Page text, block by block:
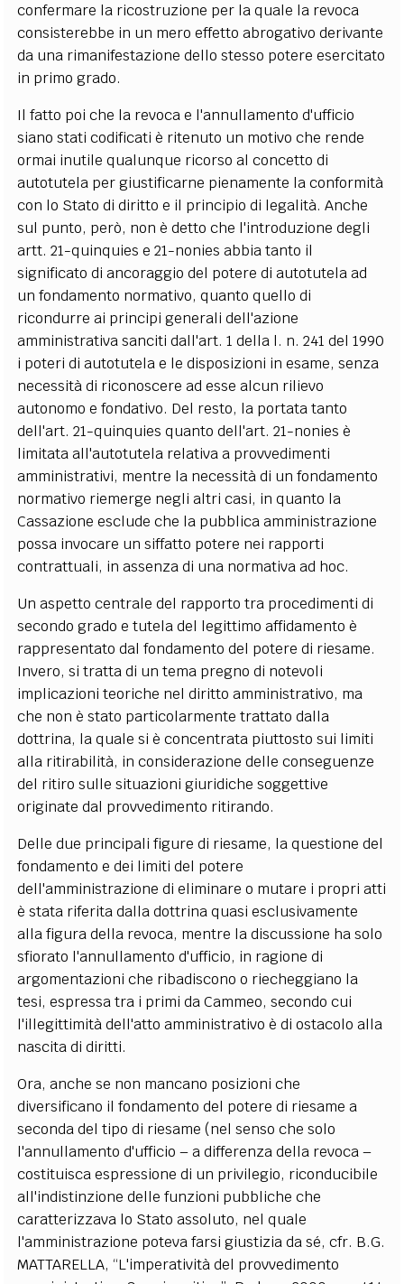
confermare la ricostruzione per la quale la revoca
consisterebbe in un mero effetto abrogativo derivante
da una rimanifestazione dello stesso potere esercitato
in primo grado.
Il fatto poi che la revoca e l'annullamento d'ufficio
siano stati codificati è ritenuto un motivo che rende
ormai inutile qualunque ricorso al concetto di
autotutela per giustificarne pienamente la conformità
con lo Stato di diritto e il principio di legalità. Anche
sul punto, però, non è detto che l'introduzione degli
artt. 21-quinquies e 21-nonies abbia tanto il
significato di ancoraggio del potere di autotutela ad
un fondamento normativo, quanto quello di
ricondurre ai principi generali dell'azione
amministrativa sanciti dall'art. 1 della l. n. 241 del 1990
i poteri di autotutela e le disposizioni in esame, senza
necessità di riconoscere ad esse alcun rilievo
autonomo e fondativo. Del resto, la portata tanto
dell'art. 21-quinquies quanto dell'art. 21-nonies è
limitata all'autotutela relativa a provvedimenti
amministrativi, mentre la necessità di un fondamento
normativo riemerge negli altri casi, in quanto la
Cassazione esclude che la pubblica amministrazione
possa invocare un siffatto potere nei rapporti
contrattuali, in assenza di una normativa ad hoc.
Un aspetto centrale del rapporto tra procedimenti di
secondo grado e tutela del legittimo affidamento è
rappresentato dal fondamento del potere di riesame.
Invero, si tratta di un tema pregno di notevoli
implicazioni teoriche nel diritto amministrativo, ma
che non è stato particolarmente trattato dalla
dottrina, la quale si è concentrata piuttosto sui limiti
alla ritirabilità, in considerazione delle conseguenze
del ritiro sulle situazioni giuridiche soggettive
originate dal provvedimento ritirando.
Delle due principali figure di riesame, la questione del
fondamento e dei limiti del potere
dell'amministrazione di eliminare o mutare i propri atti
è stata riferita dalla dottrina quasi esclusivamente
alla figura della revoca, mentre la discussione ha solo
sfiorato l'annullamento d'ufficio, in ragione di
argomentazioni che ribadiscono o riecheggiano la
tesi, espressa tra i primi da Cammeo, secondo cui
l'illegittimità dell'atto amministrativo è di ostacolo alla
nascita di diritti.
Ora, anche se non mancano posizioni che
diversificano il fondamento del potere di riesame a
seconda del tipo di riesame (nel senso che solo
l'annullamento d'ufficio – a differenza della revoca –
costituisca espressione di un privilegio, riconducibile
all'indistinzione delle funzioni pubbliche che
caratterizzava lo Stato assoluto, nel quale
l'amministrazione poteva farsi giustizia da sé, cfr. B.G.
MATTARELLA, “L'imperatività del provvedimento